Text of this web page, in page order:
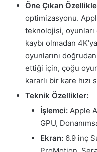
Öne Çıkan
optimizasyonu.
teknolojisi,
kaybı olmadan
oyunlarını
ettiği için, çoğu
kararlı bir kare hızı
Teknik Özellikler:
İşlemci: Apple
GPU,
Ekran: 6.9 inç